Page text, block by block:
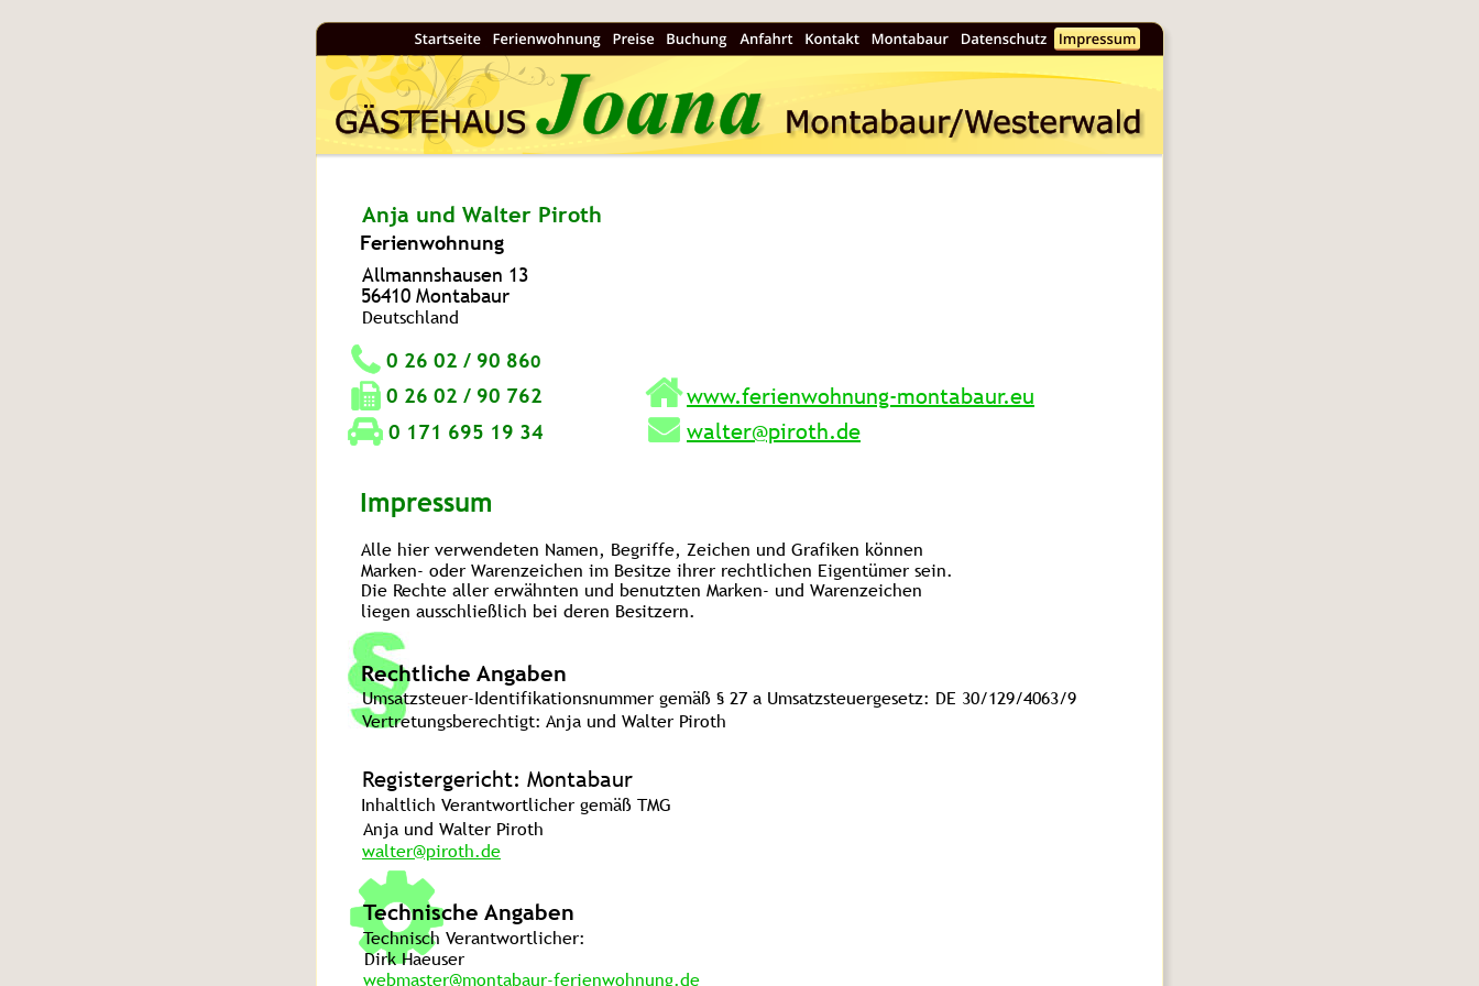
Anja und Walter Piroth
Allmannshausen 13
56410 Montabaur
0 26 02 / 90 860
0 171 695 19 34
Impressum
Alle hier verwendeten Namen, Begriffe, Zeichen und Grafiken können
Marken- oder Warenzeichen im Besitze ihrer rechtlichen Eigentümer sein.
Die Rechte aller erwähnten und benutzten Marken- und Warenzeichen
liegen ausschließlich bei deren Besitzern.
Ferienwohnung
Deutschland
www.ferienwohnung-montabaur.eu
walter@piroth.de
Technische Angaben
Technisch Verantwortlicher:
Dirk Haeuser
webmaster@montabaur-ferienwohnung.de
walter@piroth.de
Registergericht: Montabaur
Inhaltlich Verantwortlicher gemäß TMG
Anja und Walter Piroth
Vertretungsberechtigt: Anja und Walter Piroth
Umsatzsteuer-Identifikationsnummer gemäß § 27 a Umsatzsteuergesetz: DE 30/129/4063/9
Rechtliche Angaben
0 26 02 / 90 762